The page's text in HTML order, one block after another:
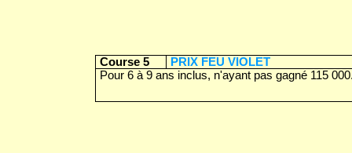
Course 5
PRIX FEU VIOLET
Pour 6 à 9 ans inclus, n'ayant pas gagné 115